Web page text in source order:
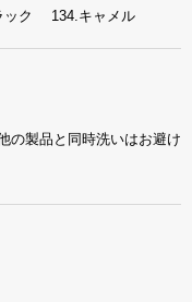
ック 134.キャメル
の製品と同時洗いはお避け